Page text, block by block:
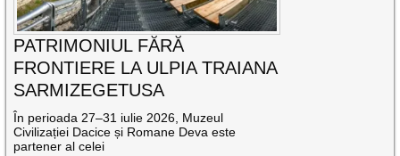
PATRIMONIUL FĂRĂ
FRONTIERE LA ULPIA TRAIANA
SARMIZEGETUSA
În perioada 27–31 iulie 2026, Muzeul
Civilizației Dacice și Romane Deva este
partener al celei